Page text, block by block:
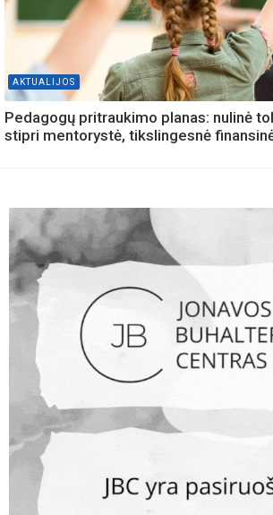
AKTUALIJOS
Pedagogų pritraukimo planas: nulinė
stipri mentorystė, tikslingesnė